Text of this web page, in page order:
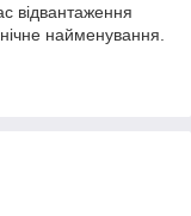
відвантаження
найменування.